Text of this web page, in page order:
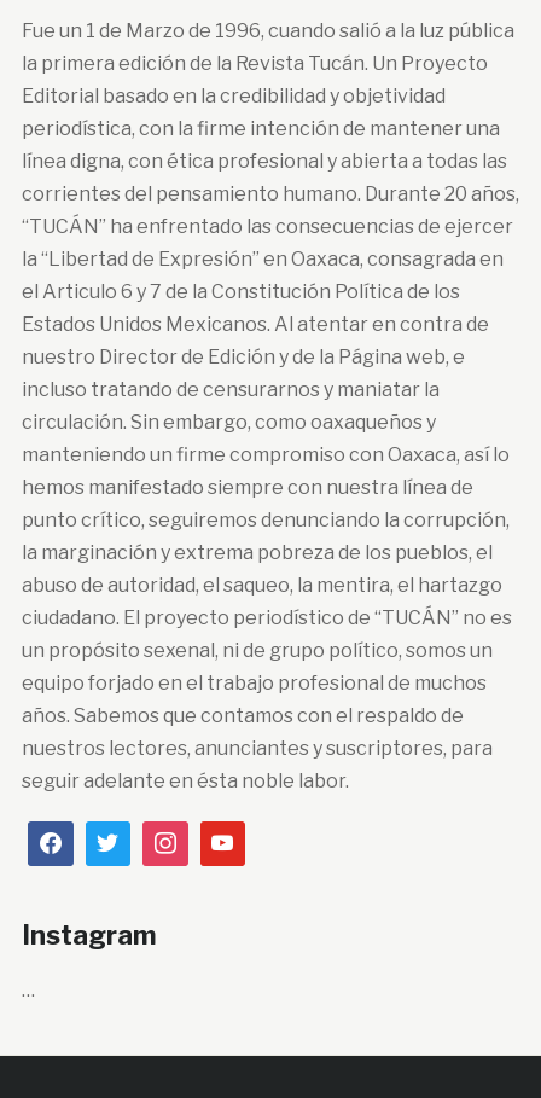
Fue un 1 de Marzo de 1996, cuando salió a la luz pública
la primera edición de la Revista Tucán. Un Proyecto
Editorial basado en la credibilidad y objetividad
periodística, con la firme intención de mantener una
línea digna, con ética profesional y abierta a todas las
corrientes del pensamiento humano. Durante 20 años,
“TUCÁN” ha enfrentado las consecuencias de ejercer
la “Libertad de Expresión” en Oaxaca, consagrada en
el Articulo 6 y 7 de la Constitución Política de los
Estados Unidos Mexicanos. Al atentar en contra de
nuestro Director de Edición y de la Página web, e
incluso tratando de censurarnos y maniatar la
circulación. Sin embargo, como oaxaqueños y
manteniendo un firme compromiso con Oaxaca, así lo
hemos manifestado siempre con nuestra línea de
punto crítico, seguiremos denunciando la corrupción,
la marginación y extrema pobreza de los pueblos, el
abuso de autoridad, el saqueo, la mentira, el hartazgo
ciudadano. El proyecto periodístico de “TUCÁN” no es
un propósito sexenal, ni de grupo político, somos un
equipo forjado en el trabajo profesional de muchos
años. Sabemos que contamos con el respaldo de
nuestros lectores, anunciantes y suscriptores, para
seguir adelante en ésta noble labor.
Instagram
…